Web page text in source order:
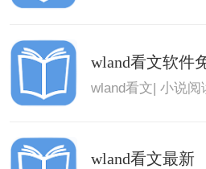
wland看文软件
wland看文|小说阅
wland看文最新